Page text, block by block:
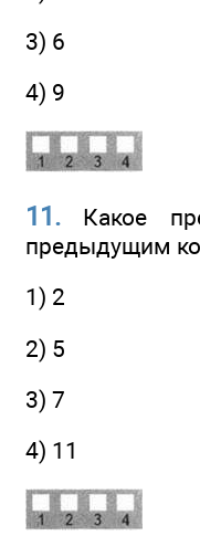
3) 6
4) 9
11. Какое
предыдущим
1) 2
2) 5
3) 7
4) 11